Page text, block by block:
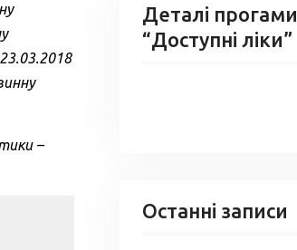
–
Деталі прогами
“Доступні ліки”
Останні записи